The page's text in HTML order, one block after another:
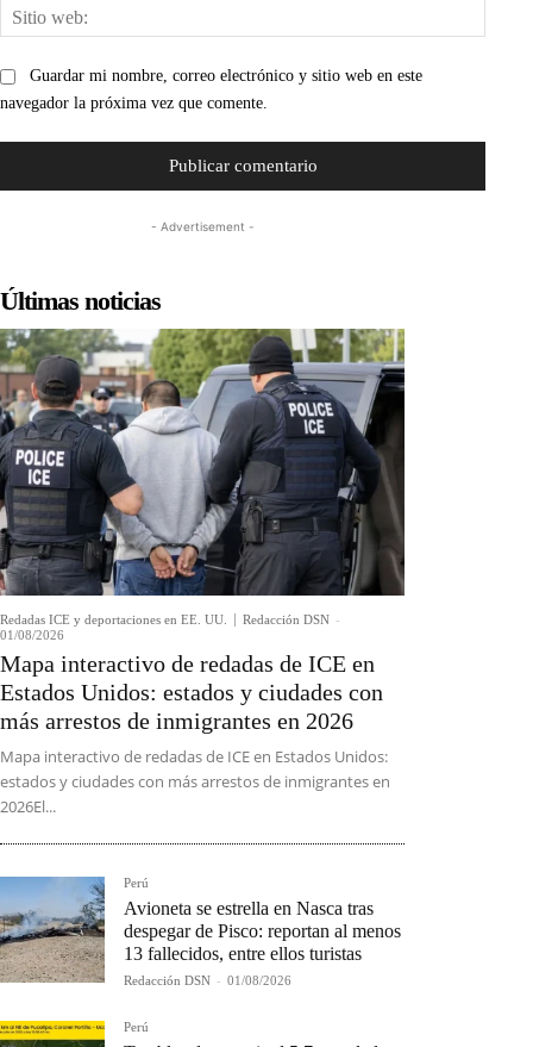
web:
Guardar mi nombre, correo electrónico y sitio web en este
navegador la próxima vez que comente.
- Advertisement -
Últimas noticias
Redadas ICE y deportaciones en EE. UU. Redacción DSN -
01/08/2026
Mapa interactivo de redadas de ICE en
Estados Unidos: estados y ciudades con
más arrestos de inmigrantes en 2026
Mapa interactivo de redadas de ICE en Estados Unidos:
estados y ciudades con más arrestos de inmigrantes en
2026El...
Perú
Avioneta se estrella en Nasca tras
despegar de Pisco: reportan al menos
13 fallecidos, entre ellos turistas
Redacción DSN - 01/08/2026
Perú